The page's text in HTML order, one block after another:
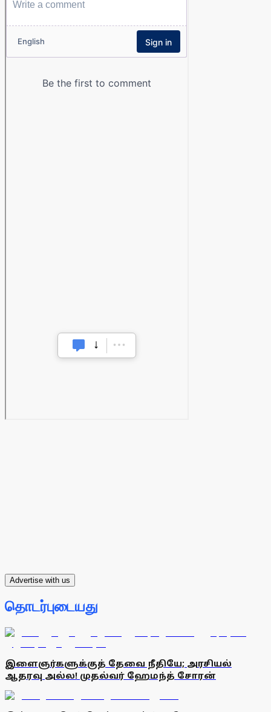
Advertise with us
தொடர்புடையது
இளைஞர்களுக்குத் தேவை நீதியே; அரசியல்
ஆதரவு அல்ல! முதல்வர் ஹேமந்த் சோரன்